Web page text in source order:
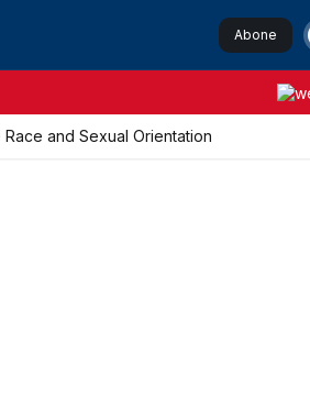
Abone
Ol
and Sexual Orientation